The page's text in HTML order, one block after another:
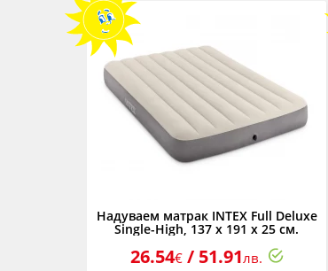
Надуваем матрак INTEX Full Deluxe
Single-High, 137 х 191 х 25 см.
26.54€/ 51.91лв.